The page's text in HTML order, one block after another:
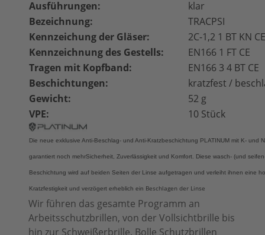
Ausführungen:
klar
Bezeichnung:
TRACPSI
Kennzeichung der Gläser:
2C-1,2 1 BT KN CE
Kennzeichnung des Gestells:
EN166 1 FT CE
Tragen mit Kopfband:
EN166 3 4 BT CE
Beschichtungen:
kratzfest /
Gewicht:
52 g
VPE:
10 Stück
Die neue exklusive Anti-Beschlag- und Anti-Kratzbeschichtung PLATINUM mit K- und
garantiert noch mehrSicherheit, Zuverlässigkeit und Komfort. Diese wasch- (und
Beschichtung wird auf beiden Seiten der Linse aufgetragen und verleiht ihnen eine
Kratzfestigkeit und verzögert erheblich ein Beschlagen der Linse
Wir führen das gesamte Programm an
Arbeitsschutzbrillen, von der Vollsichtbrille bis
hin zur Schweißerbrille. Bolle Schutzbrillen